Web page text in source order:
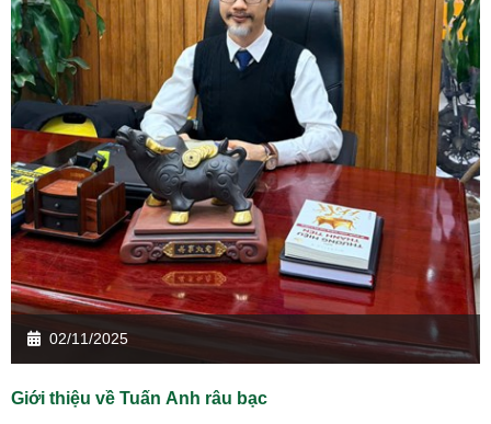
02/11/2025
Giới thiệu về Tuấn Anh râu bạc